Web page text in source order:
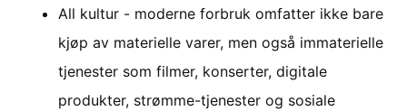
All kultur - moderne forbruk omfatter ikke bare
kjøp av materielle varer, men også immaterielle
tjenester som filmer, konserter, digitale
produkter, strømme-tjenester og sosiale